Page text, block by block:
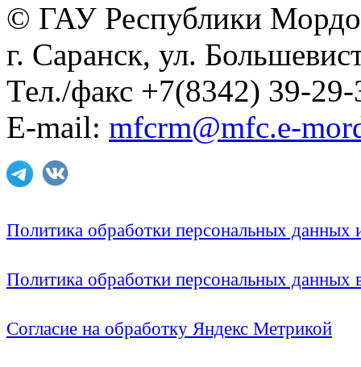
© ГАУ Республики
г. Саранск, ул.
Тел./факс +7(8342) 39-29-
E-mail: mfcrm@mfc.e-
Политика обработки персональных
Политика обработки персональных
Согласие на обработку Яндекс Метрикой